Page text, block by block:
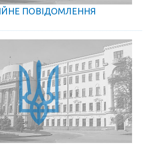
ПОВІДОМЛЕННЯ